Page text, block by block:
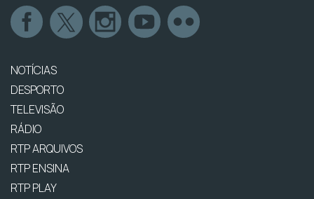
NOTÍCIAS
DESPORTO
TELEVISÃO
RÁDIO
RTP ARQUIVOS
RTP ENSINA
RTP PLAY